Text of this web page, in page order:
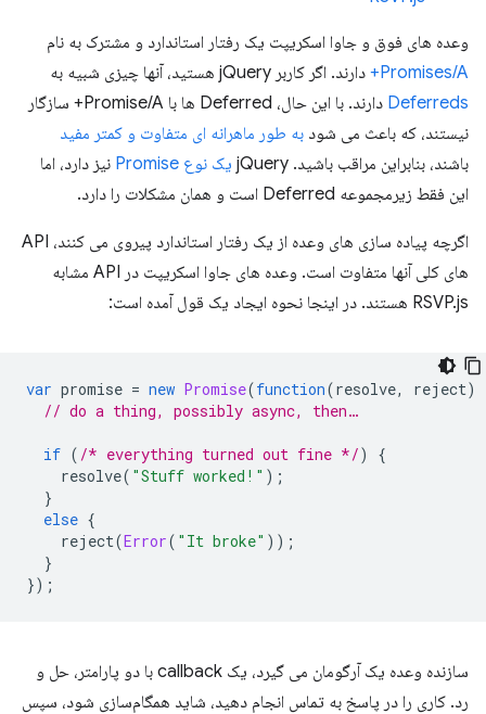
وعده های فوق و جاوا اسکریپت یک رفتار استاندارد و مشترک به نام
Promises/A+
دارند. اگر کاربر jQuery هستید، آنها چیزی شبیه به
Deferreds
دارند. با این حال، Deferred ها با Promise/A+ سازگار
نیستند، که باعث می شود به طور ماهرانه ای متفاوت و کمتر مفید
باشند، بنابراین مراقب باشید. jQuery
یک نوع Promise
نیز دارد، اما
این فقط زیرمجموعه Deferred است و همان مشکلات را دارد.
اگرچه پیاده سازی های وعده از یک رفتار استاندارد پیروی می کنند، API
های کلی آنها متفاوت است. وعده های جاوا اسکریپت در API مشابه
RSVP.js هستند. در اینجا نحوه ایجاد یک قول آمده است:
var promise = new Promise(function(resolve, reject)
// do a thing, possibly async, then…
if ( /* everything turned out fine */)
{
resolve( "Stuff worked!" );
}
else {
reject(Error( "It broke" ));
}
});
سازنده وعده یک آرگومان می گیرد، یک callback با دو پارامتر، حل و
رد. کاری را در پاسخ به تماس انجام دهید، شاید همگام‌سازی شود، سپس